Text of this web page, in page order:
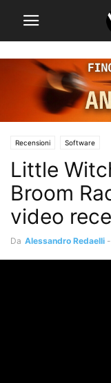
Recensioni Software
Little
Broom
video
Da Alessandro Redaelli -